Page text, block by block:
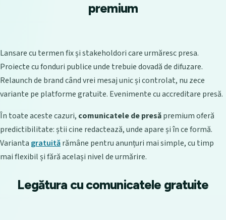
premium
Lansare cu termen fix și stakeholdori care urmăresc presa.
Proiecte cu fonduri publice unde trebuie dovadă de difuzare.
Relaunch de brand când vrei mesaj unic și controlat, nu zece
variante pe platforme gratuite. Evenimente cu accreditare presă.
În toate aceste cazuri, comunicatele de presăpremium oferă
predictibilitate: știi cine redactează, unde apare și în ce formă.
Varianta gratuitărămâne pentru anunțuri mai simple, cu timp
mai flexibil și fără același nivel de urmărire.
Legătura cu comunicatele gratuite